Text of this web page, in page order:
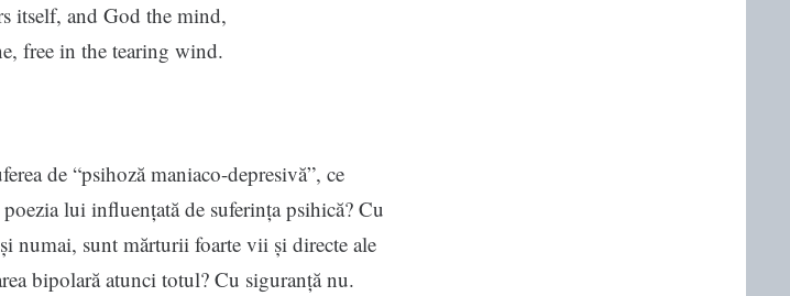
itself, and God the mind,
free in the tearing wind.
de “psihoză maniaco-depresivă”, ce
lui influențată de suferința psihică? Cu
numai, sunt mărturii foarte vii și directe ale
bipolară atunci totul? Cu siguranță nu.